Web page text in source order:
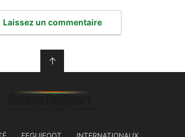
Laissez un commentaire
↑